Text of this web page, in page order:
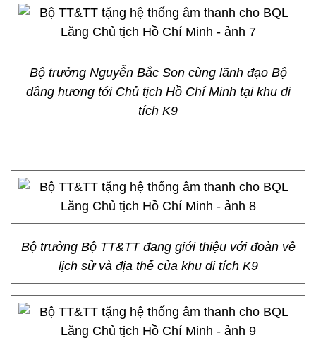
Bộ trưởng Nguyễn Bắc Son cùng lãnh đạo Bộ
dâng hương tới Chủ tịch Hồ Chí Minh tại khu di
tích K9
Bộ trưởng Bộ TT&TT đang giới thiệu với đoàn về
lịch sử và địa thế của khu di tích K9